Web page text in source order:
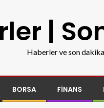
|
Haberler ve son
BORSA FINANS